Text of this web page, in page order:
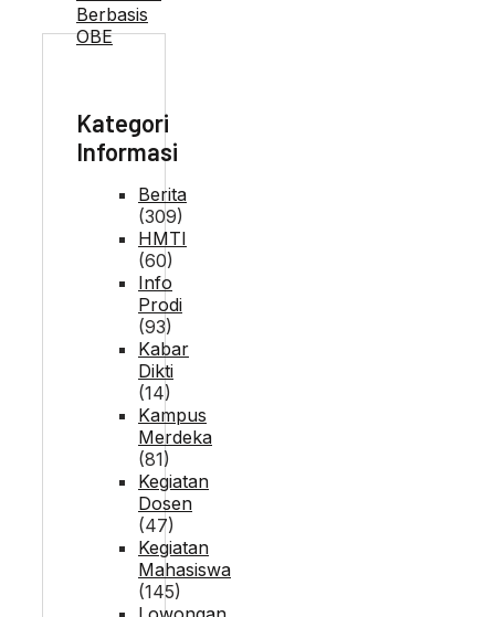
Kategori
Informasi
Berita
(309)
HMTI
(60)
Info
Prodi
(93)
Kabar
Dikti
(14)
Kampus
Merdeka
(81)
Kegiatan
Dosen
(47)
Kegiatan
Mahasiswa
(145)